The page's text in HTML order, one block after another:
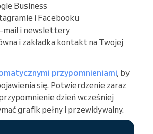
Business
i Facebooku
mail i newslettery
i zakładka kontakt na Twojej
przypomnieniami, by
się. Potwierdzenie zaraz
dzień wcześniej
grafik pełny i przewidywalny.